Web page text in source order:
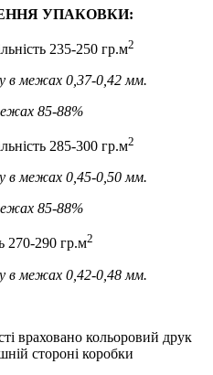
УПАКОВКИ:
235-250 гр.м2
в межах 0,37-0,42 мм.
85-88%
285-300 гр.м2
в межах 0,45-0,50 мм.
85-88%
270-290 гр.м2
в межах 0,42-0,48 мм.
враховано кольоровий друк
стороні коробки